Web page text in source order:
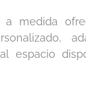
medida
espacio